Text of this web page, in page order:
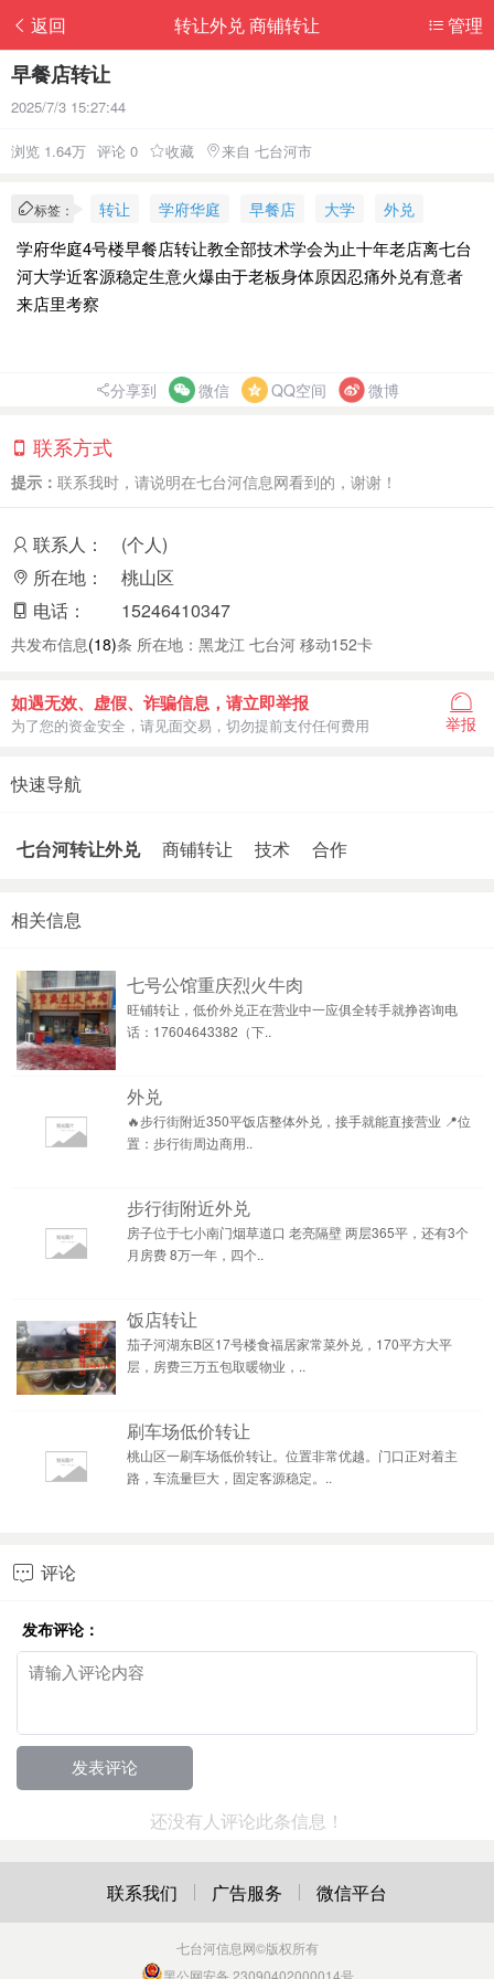
返回 管理
转让外兑 商铺转让
早餐店转让
2025/7/3 15:27:44
浏览 1.64万 评论 0 收藏 来自 七台河市
标签： 转让 学府华庭 早餐店 大学 外兑
学府华庭4号楼早餐店转让教全部技术学会为止十年老店离七台
河大学近客源稳定生意火爆由于老板身体原因忍痛外兑有意者
来店里考察
分享到 微信 QQ空间 微博
联系方式
提示： 联系我时，请说明在七台河信息网看到的，谢谢！
联系人：
(个人)
所在地：
桃山区
电话：
15246410347
共发布信息(18)条 所在地：黑龙江 七台河 移动152卡
如遇无效、虚假、诈骗信息，请立即举报
为了您的资金安全，请见面交易，切勿提前支付任何费用 举报
快速导航
七台河转让外兑 商铺转让 技术 合作
相关信息
七号公馆重庆烈火牛肉
旺铺转让，低价外兑正在营业中一应俱全转手就挣咨询电
话：17604643382（下..
外兑
🔥步行街附近350平饭店整体外兑，接手就能直接营业 📍位
置：步行街周边商用..
步行街附近外兑
房子位于七小南门烟草道口 老亮隔壁 两层365平，还有3个
月房费 8万一年，四个..
饭店转让
茄子河湖东B区17号楼食福居家常菜外兑，170平方大平
层，房费三万五包取暖物业，..
刷车场低价转让
桃山区一刷车场低价转让。位置非常优越。门口正对着主
路，车流量巨大，固定客源稳定。..
 评论
发布评论：
还没有人评论此条信息！
联系我们 广告服务 微信平台
七台河信息网©版权所有
黑公网安备 23090402000014号